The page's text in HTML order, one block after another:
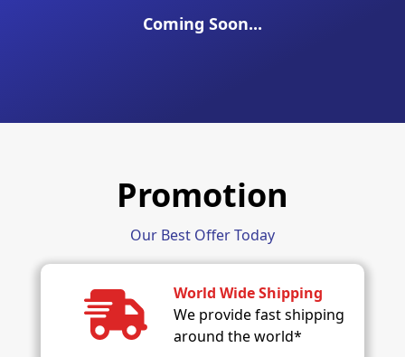
Coming Soon...
Promotion
Our Best Offer Today
World Wide Shipping
We provide fast shipping
around the world*